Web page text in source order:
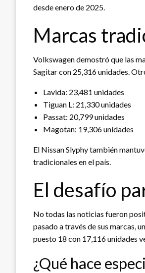
desde enero de 2025.
Marcas
Volkswagen demostró que las
Sagitar con 25,316 unidades.
Lavida: 23,481 unidades
Tiguan L: 21,330 unidades
Passat: 20,799 unidades
Magotan: 19,306 unidades
El Nissan Slyphy también
tradicionales en el país.
El desafío
No todas las noticias fueron
pasado a través de sus marcas,
puesto 18 con 17,116 unidades
¿Qué hace